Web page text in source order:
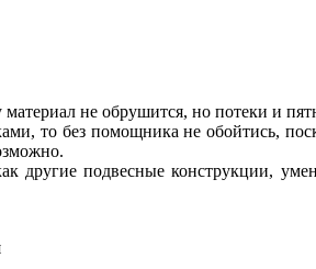
материал не обрушится, но потеки и
то без помощника не обойтись,
другие подвесные конструкции,